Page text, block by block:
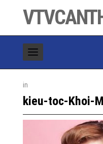
in
kieu-toc-Khoi-